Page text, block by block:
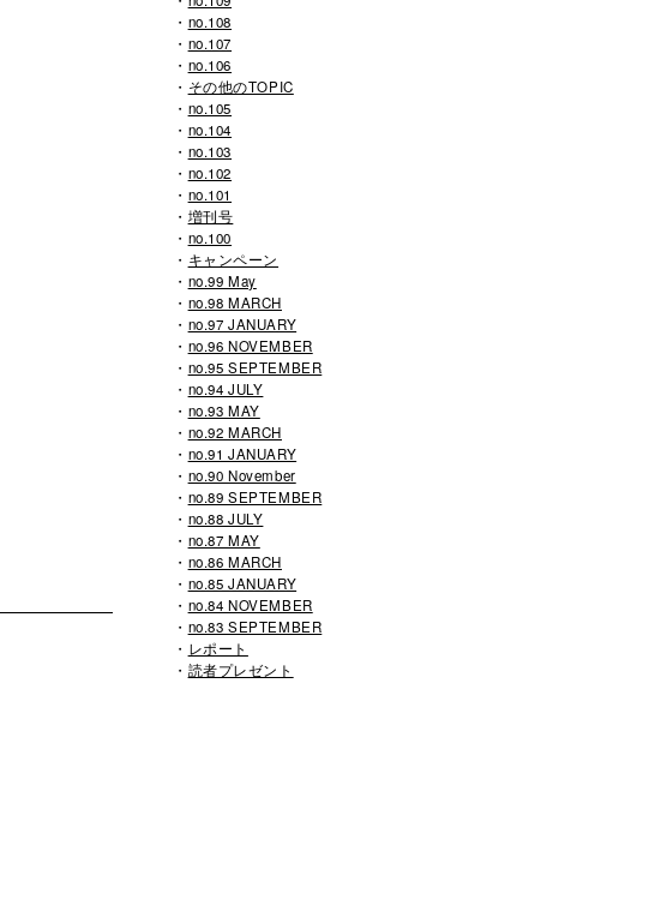
no.108
no.107
no.106
その他のTOPIC
no.105
no.104
no.103
no.102
no.101
増刊号
no.100
キャンペーン
no.99 May
no.98 MARCH
no.97 JANUARY
no.96 NOVEMBER
no.95 SEPTEMBER
no.94 JULY
no.93 MAY
no.92 MARCH
no.91 JANUARY
no.90 November
no.89 SEPTEMBER
no.88 JULY
no.87 MAY
no.86 MARCH
no.85 JANUARY
no.84 NOVEMBER
no.83 SEPTEMBER
レポート
読者プレゼント